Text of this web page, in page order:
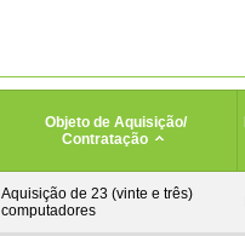
Objeto de Aquisição/
Contratação
Aquisição de 23 (vinte e três)
computadores